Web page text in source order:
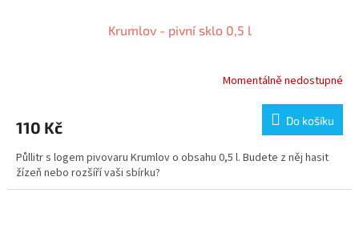
Krumlov - pivní sklo 0,5 l
Momentálně nedostupné
110 Kč Do košíku
Půllitr s logem pivovaru Krumlov o obsahu 0,5 l. Budete z něj hasit
žízeň nebo rozšíří vaši sbírku?